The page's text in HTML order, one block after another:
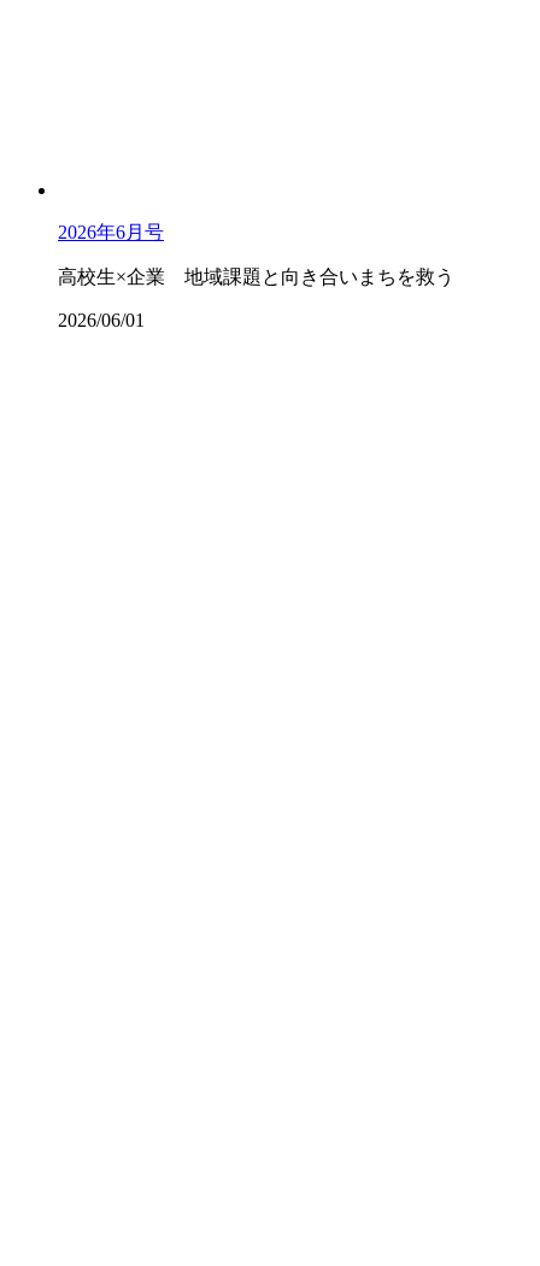
2026年6月号
高校生×企業 地域課題と向き合いまちを救う
2026/06/01